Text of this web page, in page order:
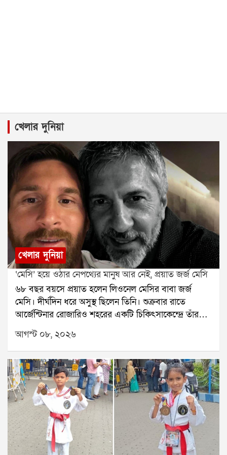
খেলার দুনিয়া
খেলার দুনিয়া
‘মেসি’ হয়ে ওঠার নেপথ্যের মানুষ আর নেই, প্রয়াত জর্জ মেসি
৬৮ বছর বয়সে প্রয়াত হলেন লিওনেল মেসির বাবা জর্জ
মেসি। দীর্ঘদিন ধরে অসুস্থ ছিলেন তিনি। শুক্রবার রাতে
আর্জেন্টিনার রোজারিও শহরের একটি চিকিৎসাকেন্দ্রে তাঁর
মৃত্যু হয়েছে বলে মেসির পরিবারের তরফে নিশ্চিত করা
হয়েছে। তাঁর মৃত্যুতে শোকের ছায়া নেমে এসেছে ফুটবল
মহলেজর্জ মেসি শুধু লিওনেল মেসির বাবা ছিলেন না, ছেলের
দীর্ঘদিনের এজেন্ট ও পরামর্শদাতাও ছিলেন। মেসির
ফুটবলজীবনের শুরু থেকে তাঁর পাশে ছিলেন জর্জ। ছেলের
প্রতিভার উপর আস্থা রেখে ছোটবেলা থেকেই তাঁকে এগিয়ে
নিয়ে যাওয়ার ক্ষেত্রে গুরুত্বপূর্ণ ভূমিকা নিয়েছিলেন তিনি।
রোজারিওতেই ছোটবেলায় ফুটবলের হাতেখড়ি হয়েছিল
মেসির। নিউওয়েলস ওল্ড বয়েজের যুব দলে খেলার সময় তাঁর
প্রতিভা নজর কাড়ে। শারীরিক বৃদ্ধির জন্য হরমোনের
আগস্ট ০৮, ২০২৬